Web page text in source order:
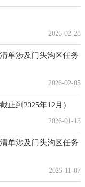
2026-02-28
单涉及门头沟区任务
2026-02-05
止到2025年12月）
2026-01-13
单涉及门头沟区任务
2025-11-07